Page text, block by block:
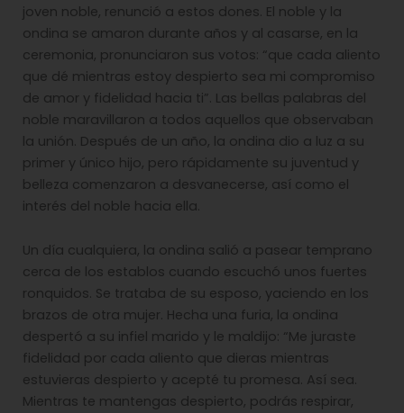
joven noble, renunció a estos dones. El noble y la
ondina se amaron durante años y al casarse, en la
ceremonia, pronunciaron sus votos: “que cada aliento
que dé mientras estoy despierto sea mi compromiso
de amor y fidelidad hacia ti”. Las bellas palabras del
noble maravillaron a todos aquellos que observaban
la unión. Después de un año, la ondina dio a luz a su
primer y único hijo, pero rápidamente su juventud y
belleza comenzaron a desvanecerse, así como el
interés del noble hacia ella.
Un día cualquiera, la ondina salió a pasear temprano
cerca de los establos cuando escuchó unos fuertes
ronquidos. Se trataba de su esposo, yaciendo en los
brazos de otra mujer. Hecha una furia, la ondina
despertó a su infiel marido y le maldijo: “Me juraste
fidelidad por cada aliento que dieras mientras
estuvieras despierto y acepté tu promesa. Así sea.
Mientras te mantengas despierto, podrás respirar,